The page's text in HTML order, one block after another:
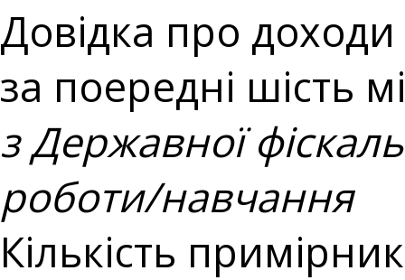
Довідка про доходи
за поередні шість
з Державної
роботи/навчання
Кількість